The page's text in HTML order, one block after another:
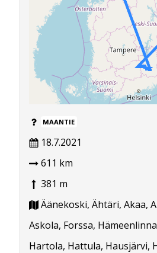
MAANTIE
18.7.2021
611 km
381 m
Äänekoski, Ähtäri, Akaa,
Askola, Forssa,
Hartola, Hattula, Hausjärvi,